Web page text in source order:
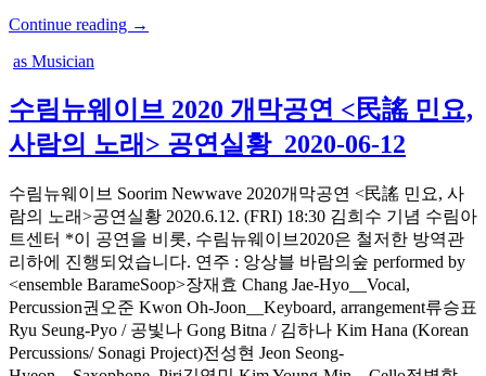
Continue reading →
as Musician
수림뉴웨이브 2020 개막공연 <民謠 민요,
사람의 노래> 공연실황_2020-06-12
수림뉴웨이브 Soorim Newwave 2020개막공연 <民謠 민요, 사
람의 노래>공연실황 2020.6.12. (FRI) 18:30 김희수 기념 수림아
트센터 *이 공연을 비롯, 수림뉴웨이브2020은 철저한 방역관
리하에 진행되었습니다. 연주 : 앙상블 바람의숲 performed by
<ensemble BarameSoop>장재효 Chang Jae-Hyo__Vocal,
Percussion권오준 Kwon Oh-Joon__Keyboard, arrangement류승표
Ryu Seung-Pyo / 공빛나 Gong Bitna / 김하나 Kim Hana (Korean
Percussions/ Sonagi Project)전성현 Jeon Seong-